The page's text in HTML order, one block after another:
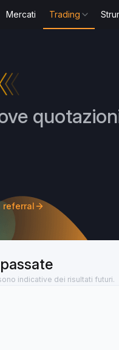
Mercati Trading
referral
indicative dei risultati futuri.